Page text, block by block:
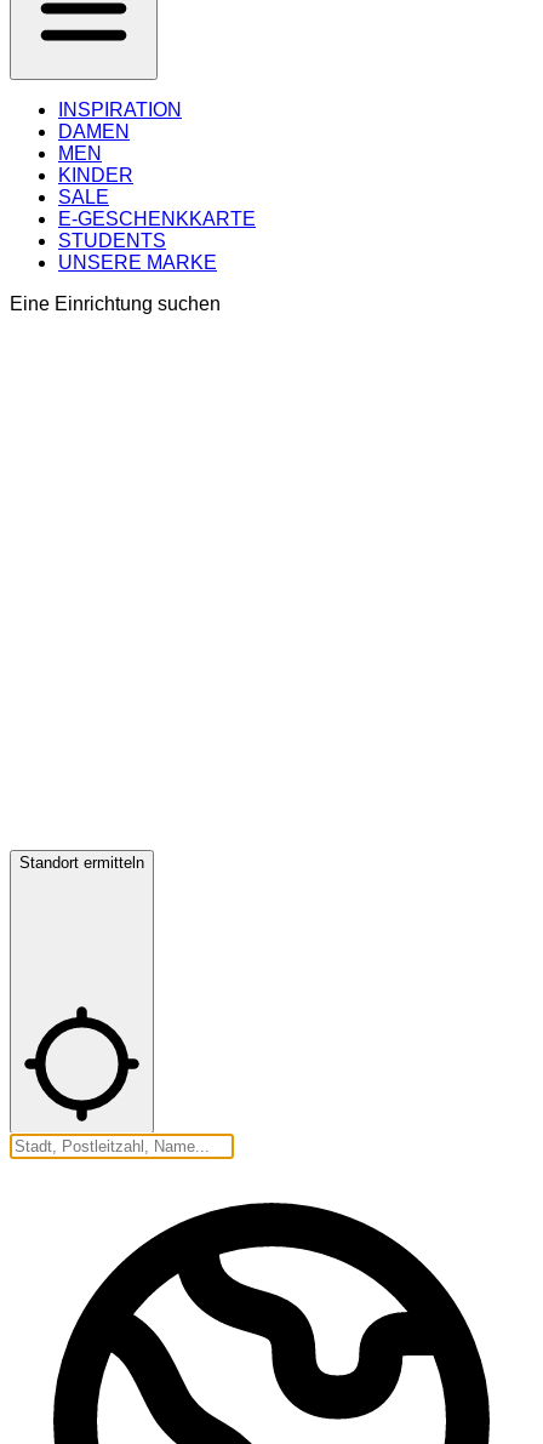
INSPIRATION
DAMEN
MEN
KINDER
SALE
E-GESCHENKKARTE
STUDENTS
UNSERE MARKE
Eine Einrichtung suchen
Standort ermitteln